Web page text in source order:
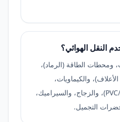
النقل الهوائي؟
ومحطات الطاقة (الرماد)،
والكيماويات،
والبلاستيك (حبيبات PVC/PE/PP)، والزجاج، والسيراميك،
التجميل.